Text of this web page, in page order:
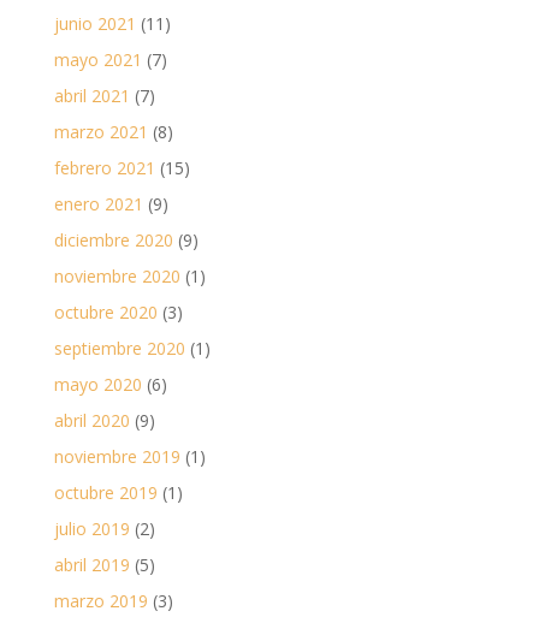
junio 2021 (11)
mayo 2021 (7)
abril 2021 (7)
marzo 2021 (8)
febrero 2021 (15)
enero 2021 (9)
diciembre 2020 (9)
noviembre 2020 (1)
octubre 2020 (3)
septiembre 2020 (1)
mayo 2020 (6)
abril 2020 (9)
noviembre 2019 (1)
octubre 2019 (1)
julio 2019 (2)
abril 2019 (5)
marzo 2019 (3)